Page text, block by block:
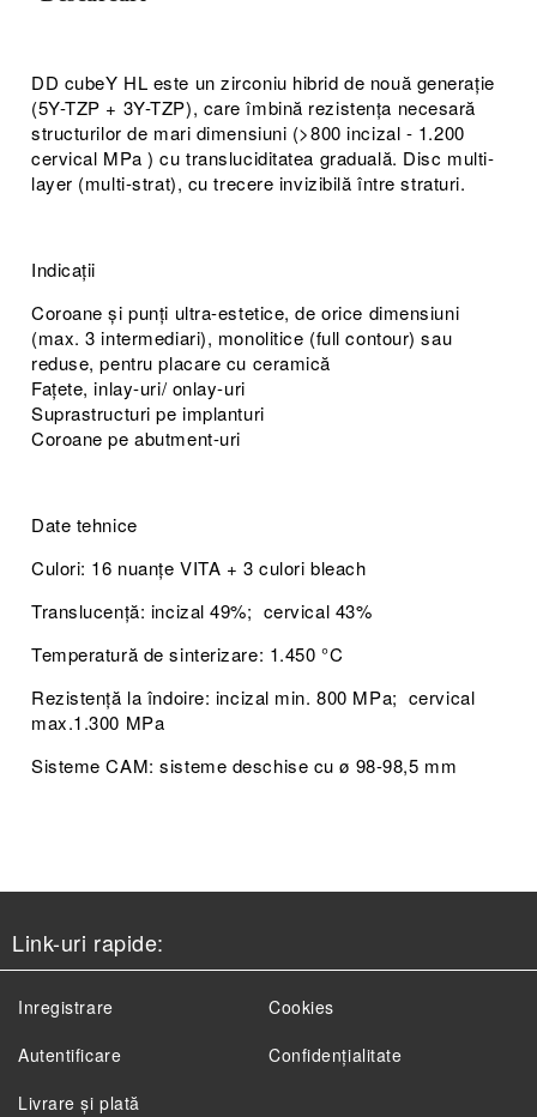
DD cubeY HL este un zirconiu hibrid de nouă generație
(5Y-TZP + 3Y-TZP), care îmbină rezistența necesară
structurilor de mari dimensiuni (>800 incizal - 1.200
cervical MPa ) cu transluciditatea graduală. Disc multi-
layer (multi-strat), cu trecere invizibilă între straturi.
Indicații
Coroane și punți ultra-estetice, de orice dimensiuni
(max. 3 intermediari), monolitice (full contour) sau
reduse, pentru placare cu ceramică
Fațete, inlay-uri/ onlay-uri
Suprastructuri pe implanturi
Coroane pe abutment-uri
Date tehnice
Culori: 16 nuanțe VITA + 3 culori bleach
Translucență: incizal 49%; cervical 43%
Temperatură de sinterizare: 1.450 °C
Rezistență la îndoire: incizal min. 800 MPa; cervical
max.1.300 MPa
Sisteme CAM: sisteme deschise cu ø 98-98,5 mm
Link-uri rapide:
Inregistrare
Autentificare
Livrare și plată
Cookies
Confidențialitate